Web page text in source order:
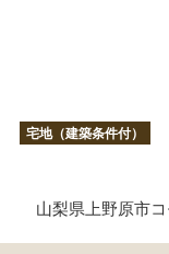
宅地（建築条件付）
山梨県上野原市
P